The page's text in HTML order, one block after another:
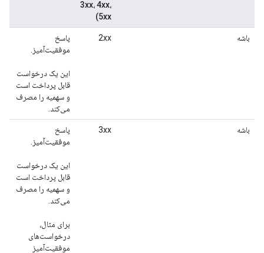
3xx، 4xx،
5xx)
باشه 2xx
پاسخ
موفقیت‌آمیز.
این یک درخواست
قابل پرداخت است
و سهمیه را مصرف
می‌کند.
باشه 3xx
پاسخ
موفقیت‌آمیز.
این یک درخواست
قابل پرداخت است
و سهمیه را مصرف
می‌کند.
برای مثال،
درخواست‌های
موفقیت‌آمیز